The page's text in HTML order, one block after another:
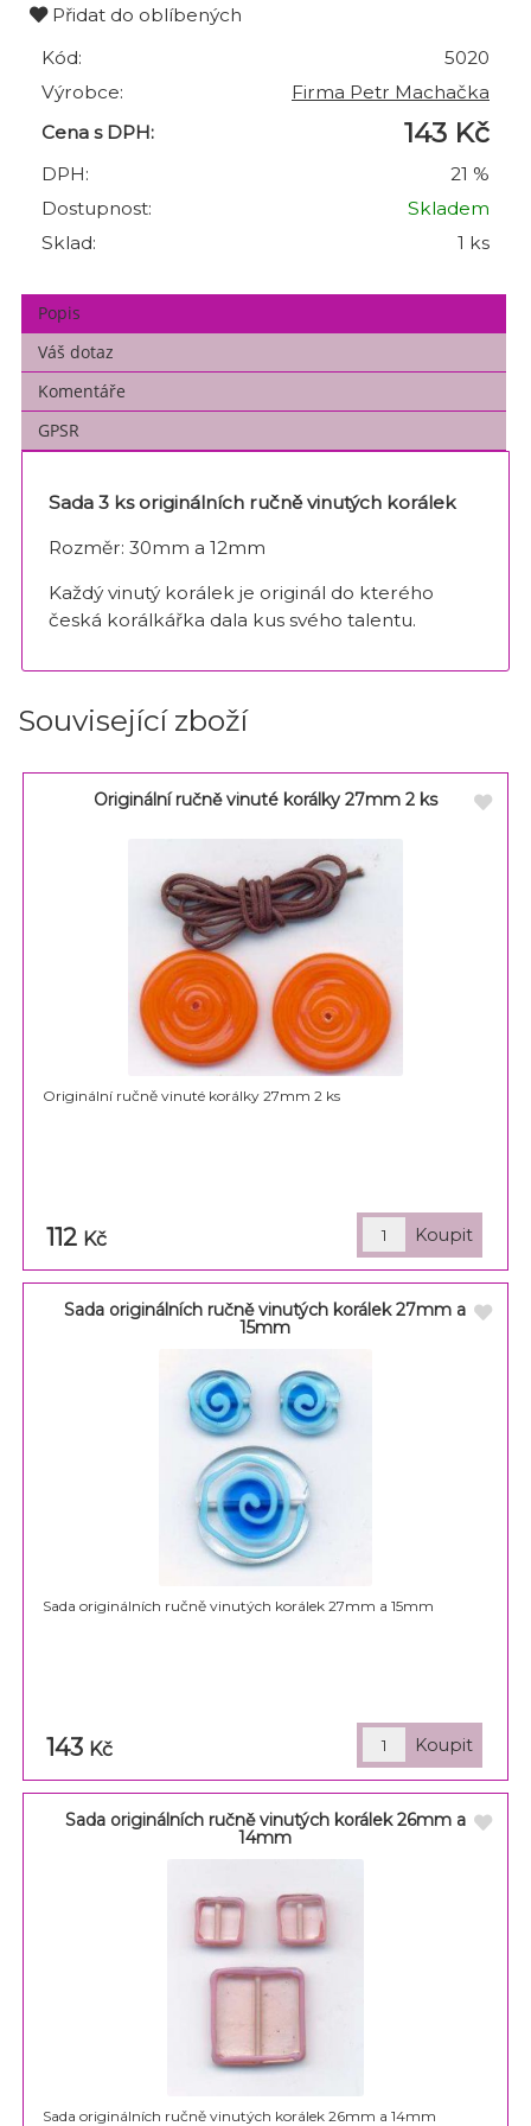
Přidat do oblíbených
Kód:
5020
Výrobce:
Firma Petr Machačka
Cena s DPH:
143 Kč
DPH:
21 %
Dostupnost:
Skladem
Sklad:
1 ks
Popis
Váš dotaz
Komentáře
GPSR
Sada 3 ks originálních ručně vinutých korálek
Rozměr: 30mm a 12mm
Každý vinutý korálek je originál do kterého
česká korálkářka dala kus svého talentu.
Související zboží
Originální ručně vinuté korálky 27mm 2 ks
Originální ručně vinuté korálky 27mm 2 ks
112 Kč
Sada originálních ručně vinutých korálek 27mm a
15mm
Sada originálních ručně vinutých korálek 27mm a 15mm
143 Kč
Sada originálních ručně vinutých korálek 26mm a
14mm
Sada originálních ručně vinutých korálek 26mm a 14mm